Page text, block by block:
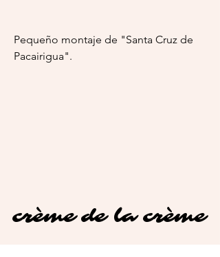
Pequeño montaje de "Santa Cruz de
Pacairigua".
crème de la crème
crème de la crème